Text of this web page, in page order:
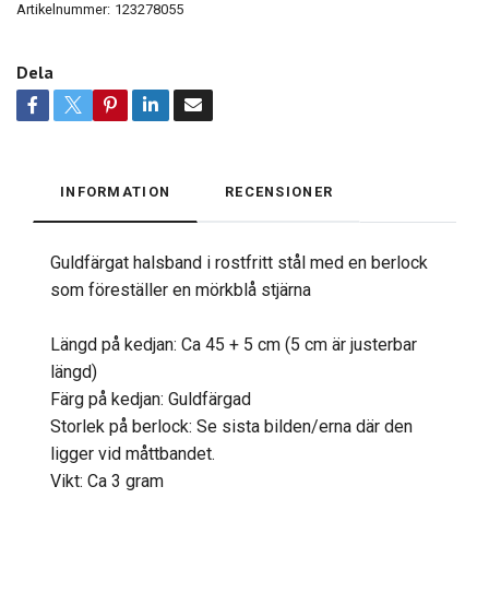
Artikelnummer: 123278055
Dela
INFORMATION RECENSIONER
Guldfärgat halsband i rostfritt stål med en berlock
som föreställer en mörkblå stjärna
Längd på kedjan: Ca 45 + 5 cm (5 cm är justerbar
längd)
Färg på kedjan: Guldfärgad
Storlek på berlock: Se sista bilden/erna där den
ligger vid måttbandet.
Vikt: Ca 3 gram